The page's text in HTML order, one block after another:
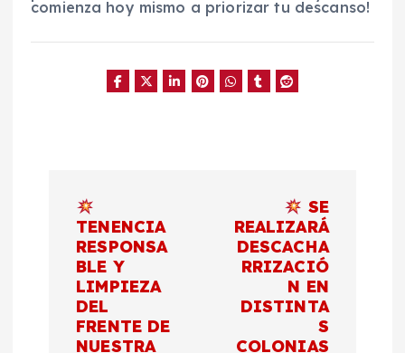
comienza hoy mismo a priorizar tu descanso!
TENENCIA
RESPONSA
BLE Y
LIMPIEZA
DEL
FRENTE DE
NUESTRA
SE
REALIZARÁ
DESCACHA
RRIZACIÓ
N EN
DISTINTA
S
COLONIAS